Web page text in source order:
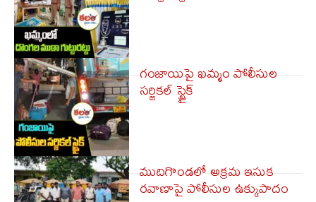
గంజాయిపై ఖమ్మం పోలీసుల
సర్జికల్ స్ట్రైక్
ముదిగొండలో అక్రమ ఇసుక
రవాణాపై పోలీసుల ఉక్కుపాదం